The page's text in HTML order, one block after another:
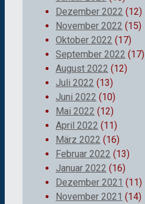
Dezember 2022 (12)
November 2022 (15)
Oktober 2022 (17)
September 2022 (17)
August 2022 (12)
Juli 2022 (13)
Juni 2022 (10)
Mai 2022 (12)
April 2022 (11)
März 2022 (16)
Februar 2022 (13)
Januar 2022 (16)
Dezember 2021 (11)
November 2021 (14)